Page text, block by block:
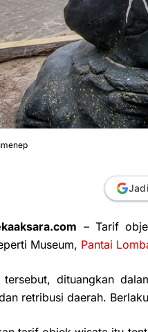
– Tarif
Museum, Pantai
tersebut, dituangkan
retribusi daerah.